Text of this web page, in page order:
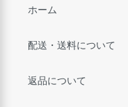
ホーム
配送・送料について
返品について